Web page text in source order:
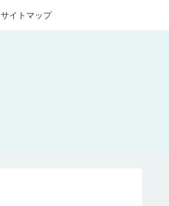
サイトマップ